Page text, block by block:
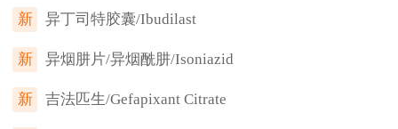
新 异丁司特胶囊/Ibudilast
新 异烟肼片/异烟酰肼/Isoniazid
新 吉法匹生/Gefapixant Citrate